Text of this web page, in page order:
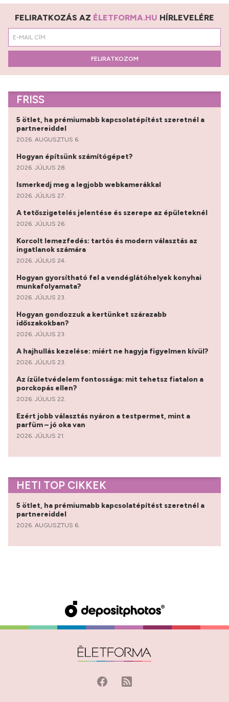
FELIRATKOZÁS AZ ÉLETFORMA.HU HÍRLEVELÉRE
FELIRATKOZOM
FRISS
5 ötlet, ha prémiumabb kapcsolatépítést szeretnél a
partnereiddel
2026. AUGUSZTUS 6.
Hogyan építsünk számítógépet?
2026. JÚLIUS 28.
Ismerkedj meg a legjobb webkamerákkal
2026. JÚLIUS 27.
A tetőszigetelés jelentése és szerepe az épületeknél
2026. JÚLIUS 26.
Korcolt lemezfedés: tartós és modern választás az
ingatlanok számára
2026. JÚLIUS 24.
Hogyan gyorsítható fel a vendéglátóhelyek konyhai
munkafolyamata?
2026. JÚLIUS 23.
Hogyan gondozzuk a kertünket szárazabb
időszakokban?
2026. JÚLIUS 23.
A hajhullás kezelése: miért ne hagyja figyelmen kívül?
2026. JÚLIUS 23.
Az ízületvédelem fontossága: mit tehetsz fiatalon a
porckopás ellen?
2026. JÚLIUS 22.
Ezért jobb választás nyáron a testpermet, mint a
parfüm – jó oka van
2026. JÚLIUS 21.
HETI TOP CIKKEK
5 ötlet, ha prémiumabb kapcsolatépítést szeretnél a
partnereiddel
2026. AUGUSZTUS 6.